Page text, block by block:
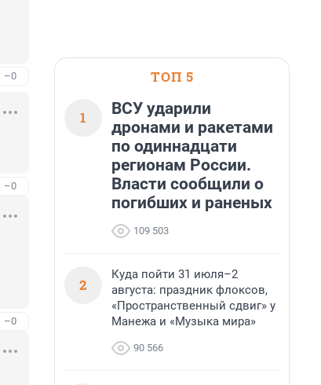
–0
–0
–0
ТОП 5
1
ВСУ ударили
дронами и ракетами
по одиннадцати
регионам России.
Власти сообщили о
погибших и раненых
109 503
2
Куда пойти 31 июля–2
августа: праздник флоксов,
«Пространственный сдвиг» у
Манежа и «Музыка мира»
90 566